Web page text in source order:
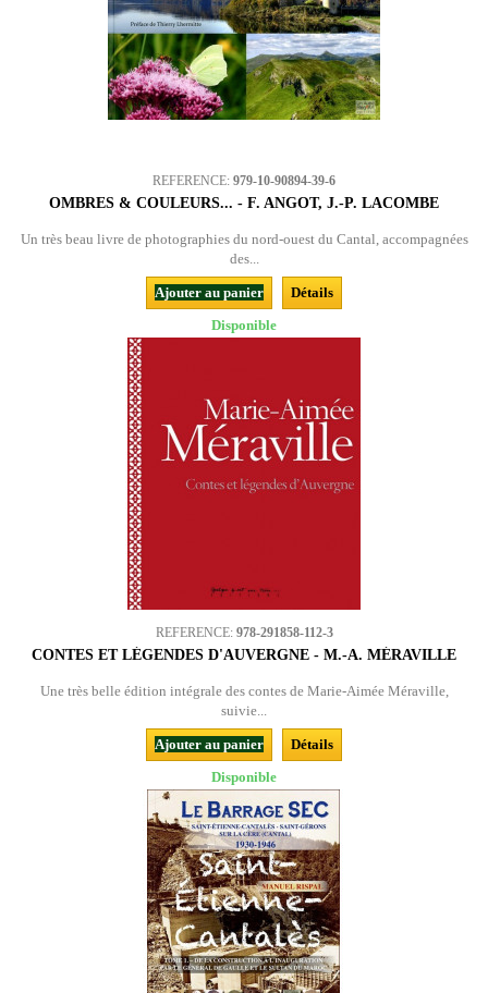
REFERENCE: 979-10-90894-39-6
OMBRES & COULEURS... - F. ANGOT, J.-P. LACOMBE
Un très beau livre de photographies du nord-ouest du Cantal, accompagnées
des...
Ajouter au panier
Détails
Disponible
REFERENCE: 978-291858-112-3
CONTES ET LÉGENDES D'AUVERGNE - M.-A. MÉRAVILLE
Une très belle édition intégrale des contes de Marie-Aimée Méraville,
suivie...
Ajouter au panier
Détails
Disponible